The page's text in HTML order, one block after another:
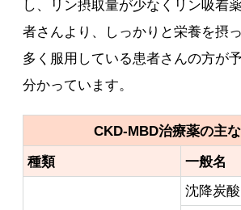
し、リン摂取量が少なくリン吸着
者さんより、しっかりと栄養を摂
多く服用している患者さんの方が
分かっています。
CKD-MBD治療薬の主
種類
一般名
沈降炭